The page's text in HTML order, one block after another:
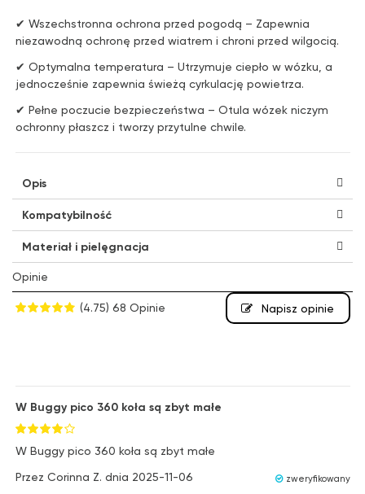
✔ Wszechstronna ochrona przed pogodą – Zapewnia
niezawodną ochronę przed wiatrem i chroni przed wilgocią.
✔ Optymalna temperatura – Utrzymuje ciepło w wózku, a
jednocześnie zapewnia świeżą cyrkulację powietrza.
✔ Pełne poczucie bezpieczeństwa – Otula wózek niczym
ochronny płaszcz i tworzy przytulne chwile.
Opis
Kompatybilność
Materiał i pielęgnacja
Opinie
(4.75) 68 Opinie Napisz opinie
W Buggy pico 360 koła są zbyt małe
W Buggy pico 360 koła są zbyt małe
Przez Corinna Z. dnia 2025-11-06 zweryfikowany